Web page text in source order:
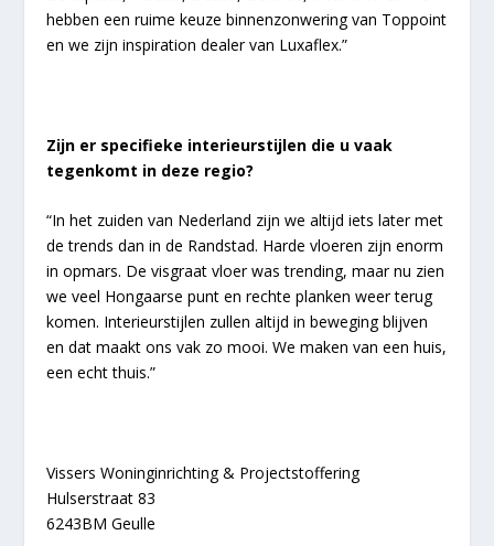
hebben een ruime keuze binnenzonwering van Toppoint
en we zijn inspiration dealer van Luxaflex.”
Zijn er specifieke interieurstijlen die u vaak
tegenkomt in deze regio?
“In het zuiden van Nederland zijn we altijd iets later met
de trends dan in de Randstad. Harde vloeren zijn enorm
in opmars. De visgraat vloer was trending, maar nu zien
we veel Hongaarse punt en rechte planken weer terug
komen. Interieurstijlen zullen altijd in beweging blijven
en dat maakt ons vak zo mooi. We maken van een huis,
een echt thuis.”
Vissers Woninginrichting & Projectstoffering
Hulserstraat 83
6243BM Geulle